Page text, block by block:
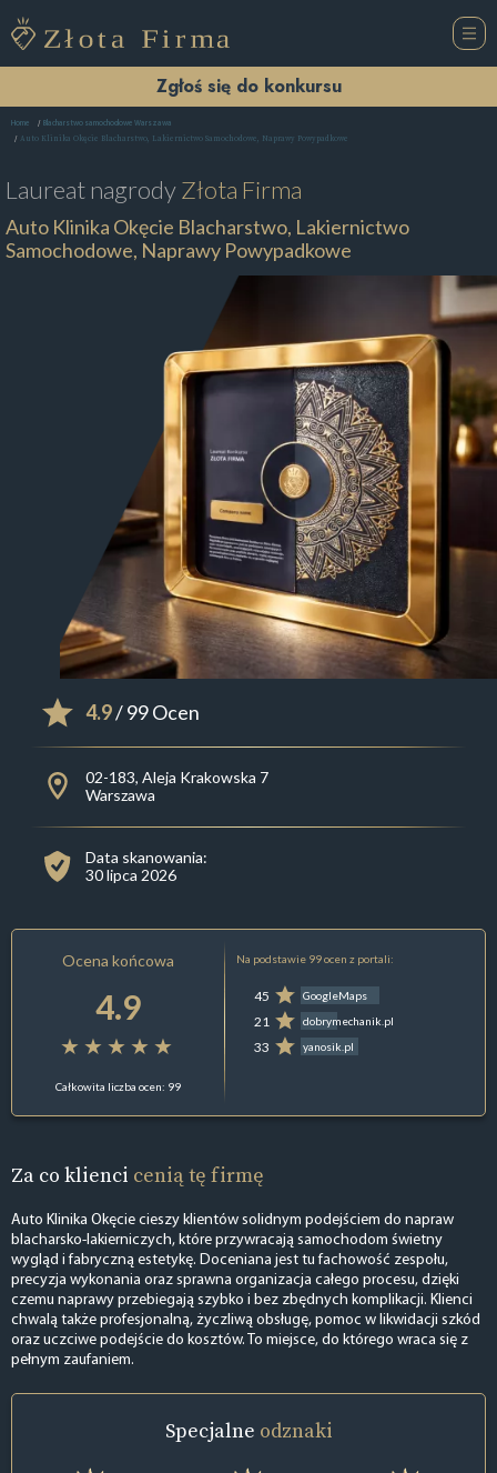
Zgłoś się do konkursu
Home Blacharstwo samochodowe Warszawa
Auto Klinika Okęcie Blacharstwo, Lakiernictwo Samochodowe, Naprawy Powypadkowe
Laureat nagrodyZłota Firma
Auto Klinika Okęcie Blacharstwo, Lakiernictwo
Samochodowe, Naprawy Powypadkowe
4.9/ 99 Ocen
02-183, Aleja Krakowska 7
Warszawa
Data skanowania:
30 lipca 2026
Ocena końcowa
4.9
Całkowita liczba ocen: 99
Na podstawie 99 ocen z portali:
45 GoogleMaps
21 dobrymechanik.pl
33 yanosik.pl
Za co klienci cenią tę firmę
Auto Klinika Okęcie cieszy klientów solidnym podejściem do napraw
blacharsko-lakierniczych, które przywracają samochodom świetny
wygląd i fabryczną estetykę. Doceniana jest tu fachowość zespołu,
precyzja wykonania oraz sprawna organizacja całego procesu, dzięki
czemu naprawy przebiegają szybko i bez zbędnych komplikacji. Klienci
chwalą także profesjonalną, życzliwą obsługę, pomoc w likwidacji szkód
oraz uczciwe podejście do kosztów. To miejsce, do którego wraca się z
pełnym zaufaniem.
Specjalne odznaki